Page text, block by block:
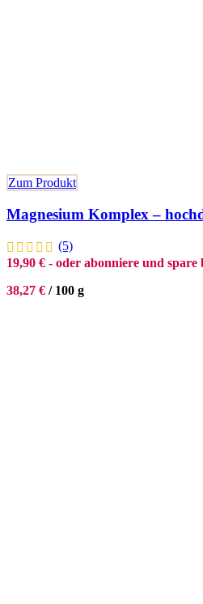
Zum Produkt
Magnesium Komplex –
(5)
19,90 € - oder abonniere und spare
38,27 € / 100 g